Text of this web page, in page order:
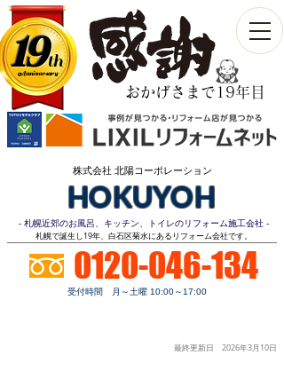
おかげさまで19年目
th
19
Anniversary​
株式会社 北陽コーポレーション
HOKUYOH
- 札幌近郊のお風呂、キッチン、トイレのリフォーム施工会社 -
​札幌で誕生し19年、白石区菊水にあるリフォーム会社です。
0120-046-134
受付時間 月～土曜 10:00～17:00
最終更新日 2026年3月10日